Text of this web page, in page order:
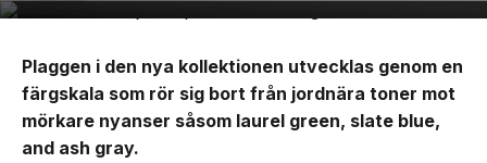
Plaggen i den nya kollektionen utvecklas genom en
färgskala som rör sig bort från jordnära toner mot
mörkare nyanser såsom laurel green, slate blue,
and ash gray.